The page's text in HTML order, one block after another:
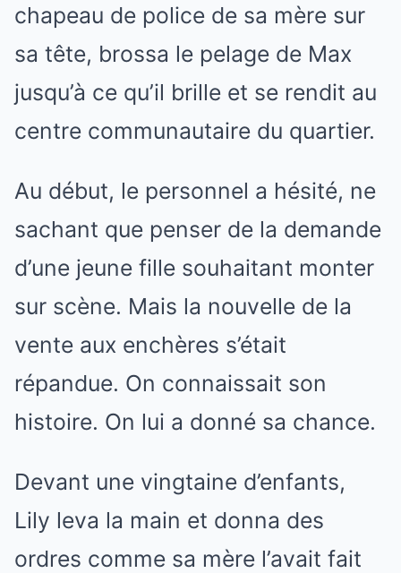
chapeau de police de sa mère sur
sa tête, brossa le pelage de Max
jusqu’à ce qu’il brille et se rendit au
centre communautaire du quartier.
Au début, le personnel a hésité, ne
sachant que penser de la demande
d’une jeune fille souhaitant monter
sur scène. Mais la nouvelle de la
vente aux enchères s’était
répandue. On connaissait son
histoire. On lui a donné sa chance.
Devant une vingtaine d’enfants,
Lily leva la main et donna des
ordres comme sa mère l’avait fait